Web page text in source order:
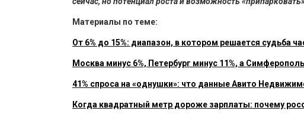
Материалы по теме:
От 6% до 15%: диапазон, в котором решается судьба
Москва минус 6%, Петербург минус 11%, а
41% спроса на «однушки»: что данные Авито
Когда квадратный метр дороже зарплаты: почему